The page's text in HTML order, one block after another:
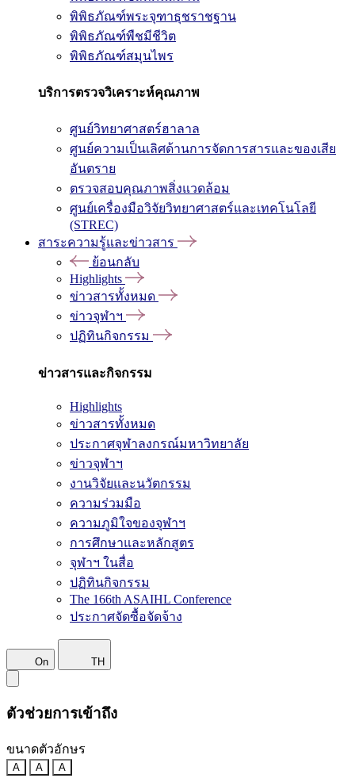
พิพิธภัณฑ์พระจุฑาธุชราชฐาน
พิพิธภัณฑ์พืชมีชีวิต
พิพิธภัณฑ์สมุนไพร
บริการตรวจวิเคราะห์คุณภาพ
ศูนย์วิทยาศาสตร์ฮาลาล
ศูนย์ความเป็นเลิศด้านการจัดการสารและของเสีย
อันตราย
ตรวจสอบคุณภาพสิ่งแวดล้อม
ศูนย์เครื่องมือวิจัยวิทยาศาสตร์และเทคโนโลยี
(STREC)
สาระความรู้และข่าวสาร
ย้อนกลับ
Highlights
ข่าวสารทั้งหมด
ข่าวจุฬาฯ
ปฏิทินกิจกรรม
ข่าวสารและกิจกรรม
Highlights
ข่าวสารทั้งหมด
ประกาศจุฬาลงกรณ์มหาวิทยาลัย
ข่าวจุฬาฯ
งานวิจัยและนวัตกรรม
ความร่วมมือ
ความภูมิใจของจุฬาฯ
การศึกษาและหลักสูตร
จุฬาฯ ในสื่อ
ปฏิทินกิจกรรม
The 166th ASAIHL Conference
ประกาศจัดซื้อจัดจ้าง
On TH
ตัวช่วยการเข้าถึง
ขนาดตัวอักษร
A A A